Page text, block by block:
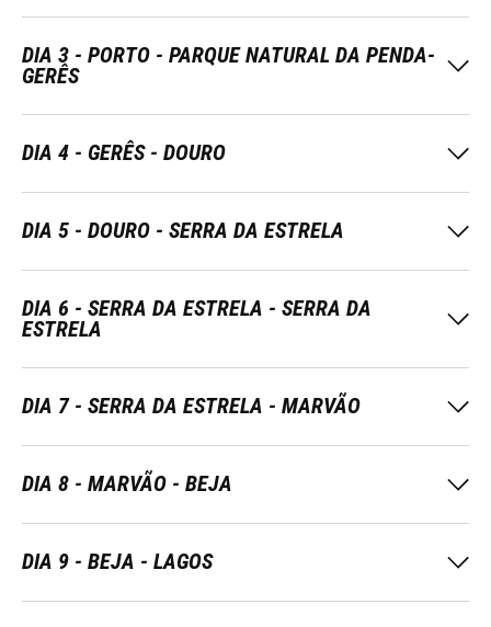
DIA 3 - PORTO - PARQUE NATURAL DA PENDA-
GERÊS
DIA 4 - GERÊS - DOURO
DIA 5 - DOURO - SERRA DA ESTRELA
DIA 6 - SERRA DA ESTRELA - SERRA DA
ESTRELA
DIA 7 - SERRA DA ESTRELA - MARVÃO
DIA 8 - MARVÃO - BEJA
DIA 9 - BEJA - LAGOS